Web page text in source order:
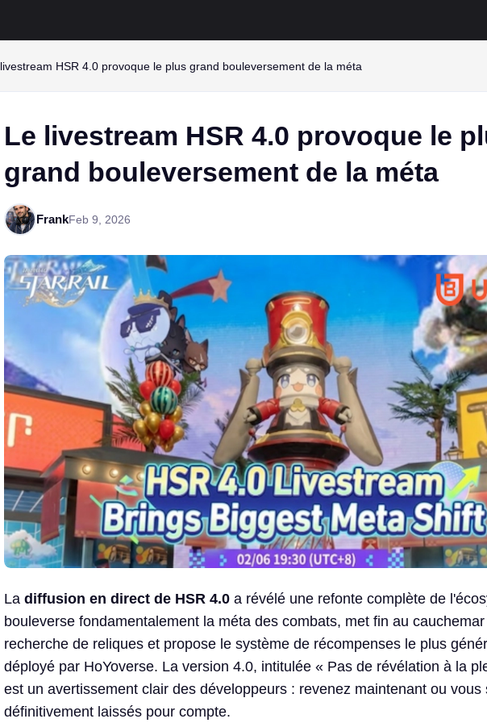
HSR 4.0 provoque le plus grand bouleversement de la méta
Le livestream HSR 4.0 provoque le
grand bouleversement de la méta
FrankFeb 9, 2026
La diffusion en direct de HSR 4.0 a révélé une refonte complète de
bouleverse fondamentalement la méta des combats, met fin au
recherche de reliques et propose le système de récompenses le plus
déployé par HoYoverse. La version 4.0, intitulée « Pas de révélation à la
est un avertissement clair des développeurs : revenez maintenant ou vous
définitivement laissés pour compte.